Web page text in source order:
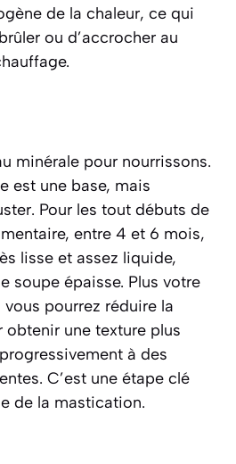
de la chaleur, ce qui
ou d’accrocher au
minérale pour nourrissons.
est une base, mais
Pour les tout débuts de
entre 4 et 6 mois,
lisse et assez liquide,
soupe épaisse. Plus votre
pourrez réduire la
obtenir une texture plus
à des
C’est une étape clé
de la mastication.